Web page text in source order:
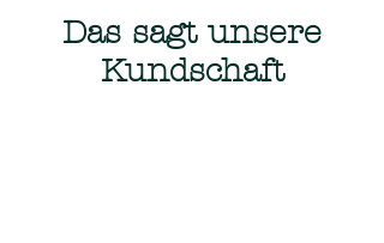
Das sagt unsere
Kundschaft